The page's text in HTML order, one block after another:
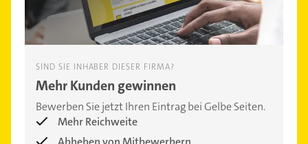
SIND SIE INHABER DIESER FIRMA?
Mehr Kunden gewinnen
Bewerben Sie jetzt Ihren Eintrag bei Gelbe Seiten.
Mehr Reichweite